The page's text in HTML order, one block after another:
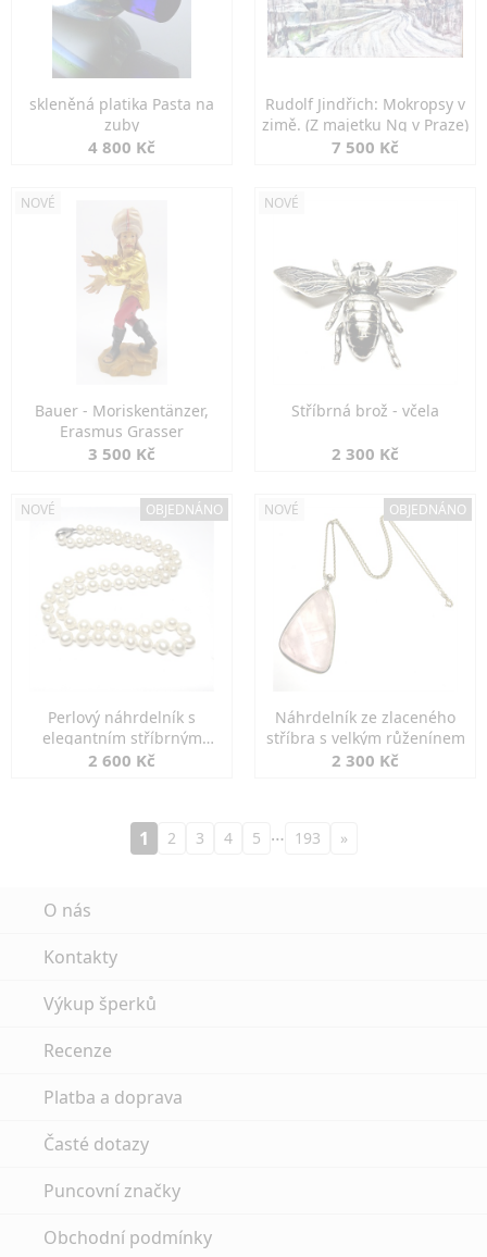
skleněná platika Pasta na
zuby
4 800 Kč
Rudolf Jindřich: Mokropsy v
zimě. (Z majetku Ng v Praze)
7 500 Kč
NOVÉ
Bauer - Moriskentänzer,
Erasmus Grasser
3 500 Kč
NOVÉ
Stříbrná brož - včela
2 300 Kč
NOVÉ OBJEDNÁNO
Perlový náhrdelník s
elegantním stříbrným
zapínáním
2 600 Kč
NOVÉ OBJEDNÁNO
Náhrdelník ze zlaceného
stříbra s velkým růženínem
2 300 Kč
1 2 3 4 5 … 193 »
O nás
Kontakty
Výkup šperků
Recenze
Platba a doprava
Časté dotazy
Puncovní značky
Obchodní podmínky